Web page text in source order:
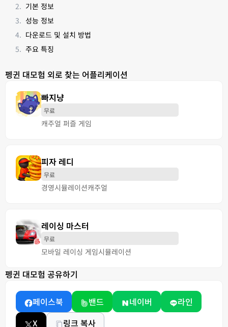
기본 정보
성능 정보
다운로드 및 설치 방법
주요 특징
펭귄 대모험 외로 찾는 어플리케이션
빠지냥
무료
캐주얼 퍼즐 게임
피자 레디
무료
경영시뮬레이션캐주얼
레이싱 마스터
무료
모바일 레이싱 게임시뮬레이션
펭귄 대모험 공유하기
페이스북 밴드 네이버
라인
X
링크 복사